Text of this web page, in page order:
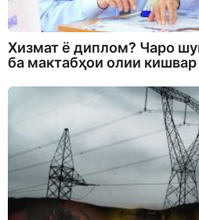
Хизмат ё диплом? Чаро
ба мактабҳои олии